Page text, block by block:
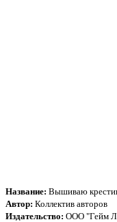
Название: Вышиваю
Автор: Коллектив авторов
Издательство: ООО "Гейм